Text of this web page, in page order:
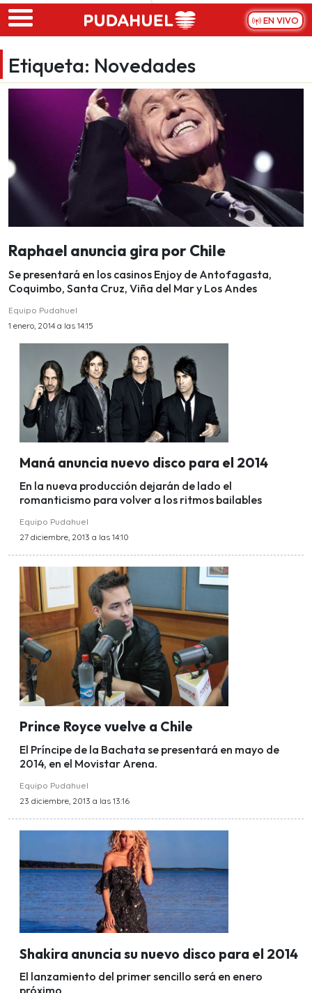
Skip to main content
EN VIVO
Etiqueta: Novedades
Raphael anuncia gira por Chile
Se presentará en los casinos Enjoy de Antofagasta,
Coquimbo, Santa Cruz, Viña del Mar y Los Andes
Equipo Pudahuel
1 enero, 2014 a las 14:15
Maná anuncia nuevo disco para el 2014
En la nueva producción dejarán de lado el
romanticismo para volver a los ritmos bailables
Equipo Pudahuel
27 diciembre, 2013 a las 14:10
Prince Royce vuelve a Chile
El Príncipe de la Bachata se presentará en mayo de
2014, en el Movistar Arena.
Equipo Pudahuel
23 diciembre, 2013 a las 13:16
Shakira anuncia su nuevo disco para el 2014
El lanzamiento del primer sencillo será en enero